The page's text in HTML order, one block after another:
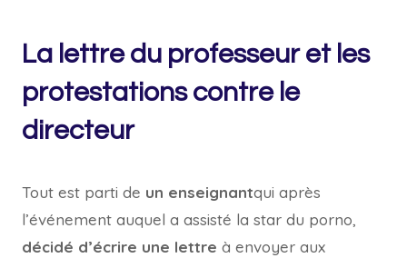
La lettre du professeur et les
protestations contre le
directeur
Tout est parti de un enseignantqui après
l’événement auquel a assisté la star du porno,
décidé d’écrire une lettre à envoyer aux